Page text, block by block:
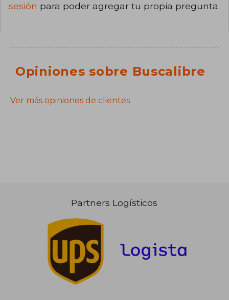
sesión para poder agregar tu propia pregunta.
Opiniones sobre Buscalibre
Ver más opiniones de clientes
Partners Logísticos